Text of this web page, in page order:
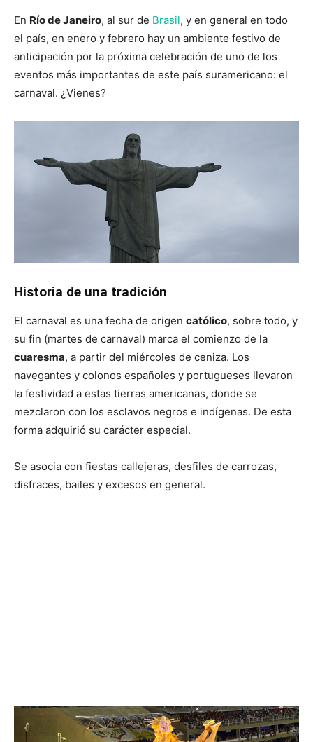
En Río de Janeiro, al sur de Brasil, y en general en todo
el país, en enero y febrero hay un ambiente festivo de
anticipación por la próxima celebración de uno de los
eventos más importantes de este país suramericano: el
carnaval. ¿Vienes?
Historia de una tradición
El carnaval es una fecha de origen católico, sobre todo, y
su fin (martes de carnaval) marca el comienzo de la
cuaresma, a partir del miércoles de ceniza. Los
navegantes y colonos españoles y portugueses llevaron
la festividad a estas tierras americanas, donde se
mezclaron con los esclavos negros e indígenas. De esta
forma adquirió su carácter especial.
Se asocia con fiestas callejeras, desfiles de carrozas,
disfraces, bailes y excesos en general.